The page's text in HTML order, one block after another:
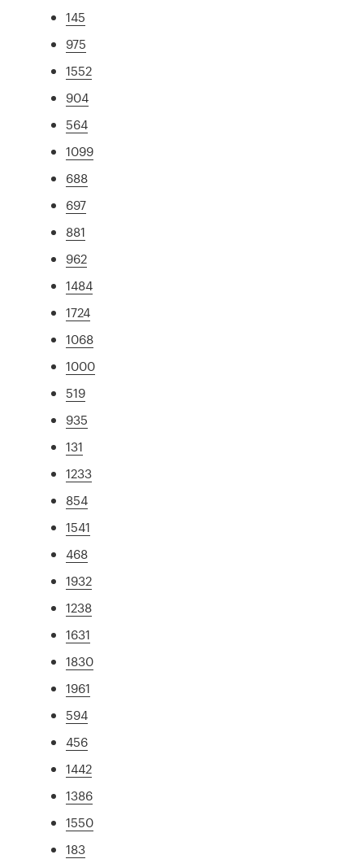
145
975
1552
904
564
1099
688
697
881
962
1484
1724
1068
1000
519
935
131
1233
854
1541
468
1932
1238
1631
1830
1961
594
456
1442
1386
1550
183